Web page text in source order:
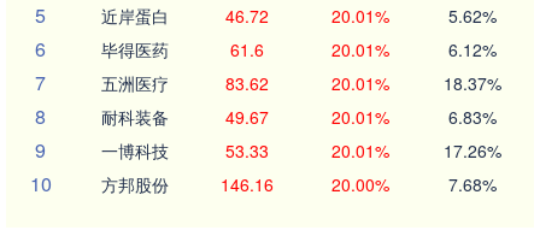
5 近岸蛋白 46.72 20.01% 5.62%
6 毕得医药 61.6 20.01% 6.12%
7 五洲医疗 83.62 20.01% 18.37%
8 耐科装备 49.67 20.01% 6.83%
9 一博科技 53.33 20.01% 17.26%
10 方邦股份 146.16 20.00% 7.68%